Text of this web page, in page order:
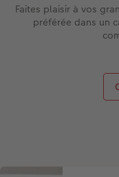
Faites plaisir à vos
préférée dans un